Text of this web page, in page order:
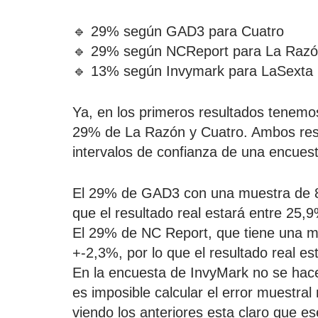
🔹 29% según GAD3 para Cuatro
🔹 29% según NCReport para La
🔹 13% según Invymark para LaSexta
Ya, en los primeros resultados
29% de La Razón y Cuatro. Ambos
intervalos de confianza de una
El 29% de GAD3 con una muestra
que el resultado real estará entre
El 29% de NC Report, que tiene una
+-2,3%, por lo que el resultado real
En la encuesta de InvyMark no se
es imposible calcular el error
viendo los anteriores esta claro que